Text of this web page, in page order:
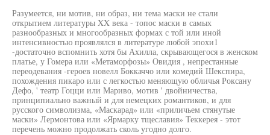
Разумеется, ни мотив, ни образ, ни тема маски не стали
открытием литературы XX века - топос маски в самых
разнообразных и многообразных формах с той или иной
интенсивностью проявлялся в литературе любой эпохи1
-достаточно вспомнить хотя бы Ахилла, скрывающегося в женском
платье, у Гомера или «Метаморфозы» Овидия , непрестанные
переодевания -героев новелл Боккаччо или комедий Шекспира,
похождения пикаро или с легкостью меняющую обличья Роксану
Дефо, ' театр Гоцци или Мариво, мотив ' двойничества,
принципиально важный и для немецких романтиков, и для
русского символизма, «Маскарад» или «приличьем стянутые
маски» Лермонтова или «Ярмарку тщеславия» Теккерея - этот
перечень можно продолжать сколь угодно долго.